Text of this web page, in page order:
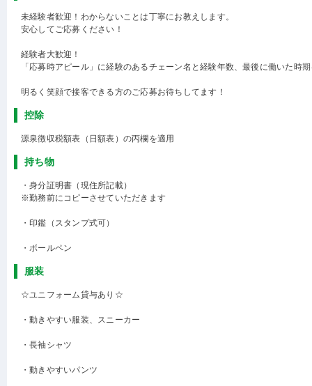
未経験者歓迎！わからないことは丁寧にお教えします。
安心してご応募ください！
経験者大歓迎！
「応募時アピール」に経験のあるチェーン名と経験年数、最後に働いた時
明るく笑顔で接客できる方のご応募お待ちしてます！
控除
源泉徴収税額表（日額表）の丙欄を適用
持ち物
・身分証明書（現住所記載）
※勤務前にコピーさせていただきます
・印鑑（スタンプ式可）
・ボールペン
服装
☆ユニフォーム貸与あり☆
・動きやすい服装、スニーカー
・長袖シャツ
・動きやすいパンツ